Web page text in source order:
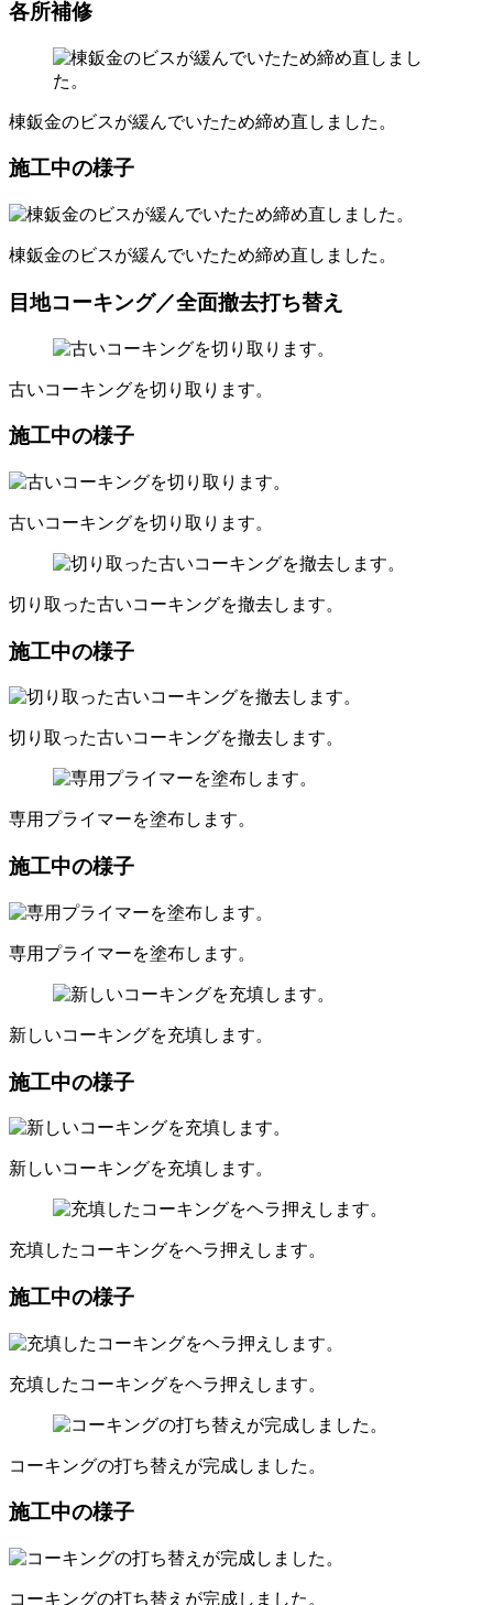
各所補修
棟鈑金のビスが緩んでいたため締め直しました。
施工中の様子
棟鈑金のビスが緩んでいたため締め直しました。
目地コーキング／全面撤去打ち替え
古いコーキングを切り取ります。
施工中の様子
古いコーキングを切り取ります。
切り取った古いコーキングを撤去します。
施工中の様子
切り取った古いコーキングを撤去します。
専用プライマーを塗布します。
施工中の様子
専用プライマーを塗布します。
新しいコーキングを充填します。
施工中の様子
新しいコーキングを充填します。
充填したコーキングをヘラ押えします。
施工中の様子
充填したコーキングをヘラ押えします。
コーキングの打ち替えが完成しました。
施工中の様子
コーキングの打ち替えが完成しました。